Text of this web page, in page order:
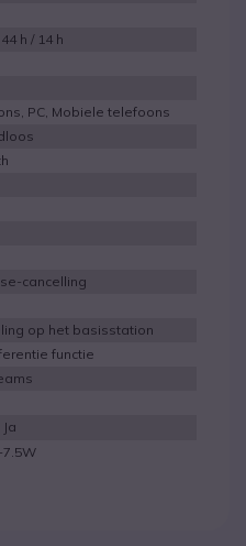
44 h / 14 h
PC, Mobiele telefoons
cancelling
op het basisstation
functie
Ja
7.5W